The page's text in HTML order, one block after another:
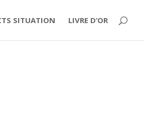
SITUATION LIVRE D’OR